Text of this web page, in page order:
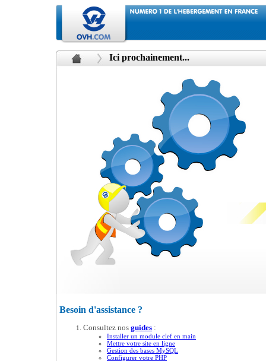
Ici prochainement...
Besoin d'assistance ?
Consultez nos guides :
Installer un module clef en main
Mettre votre site en ligne
Gestion des bases MySQL
Configurer votre PHP